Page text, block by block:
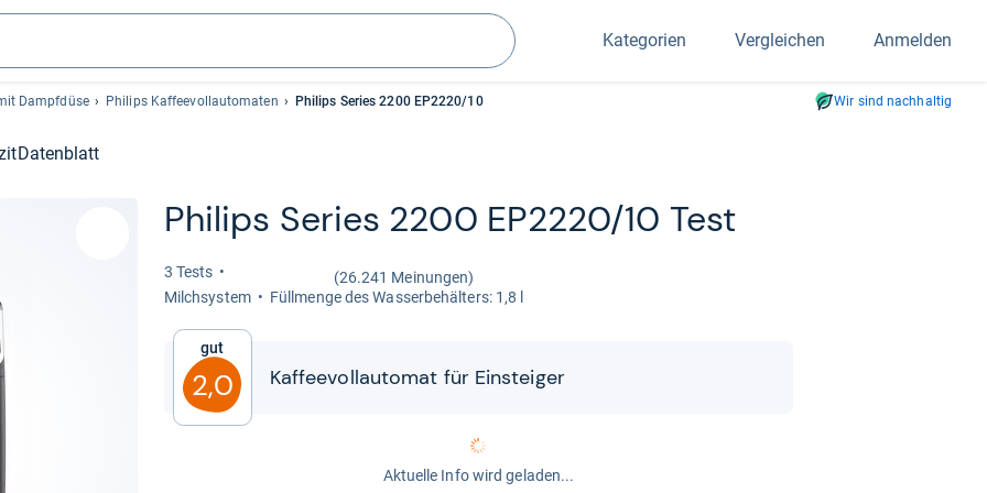
Suchen
Kategorien Vergleichen Anmelden
Dampfdüse Philips Kaffeevollautomaten Philips Series 2200 EP2220/10 Wir sind nachhaltig
Datenblatt
Phi­lips Series 2200 EP2220/10 Test
3 Tests
(26.241 Meinungen)
Milch­sys­tem
Füll­menge des Was­ser­be­häl­ters: 1,8 l
Gut
2,0 Kaf­fee­voll­au­to­mat für Ein­stei­ger
Aktuelle Info wird geladen...